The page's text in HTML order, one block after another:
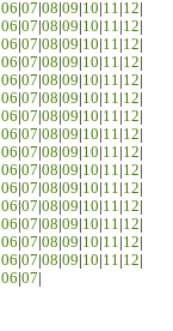
06 07 08 09 10 11 12
06 07 08 09 10 11 12
06 07 08 09 10 11 12
06 07 08 09 10 11 12
06 07 08 09 10 11 12
06 07 08 09 10 11 12
06 07 08 09 10 11 12
06 07 08 09 10 11 12
06 07 08 09 10 11 12
06 07 08 09 10 11 12
06 07 08 09 10 11 12
06 07 08 09 10 11 12
06 07 08 09 10 11 12
06 07 08 09 10 11 12
06 07 08 09 10 11 12
06 07